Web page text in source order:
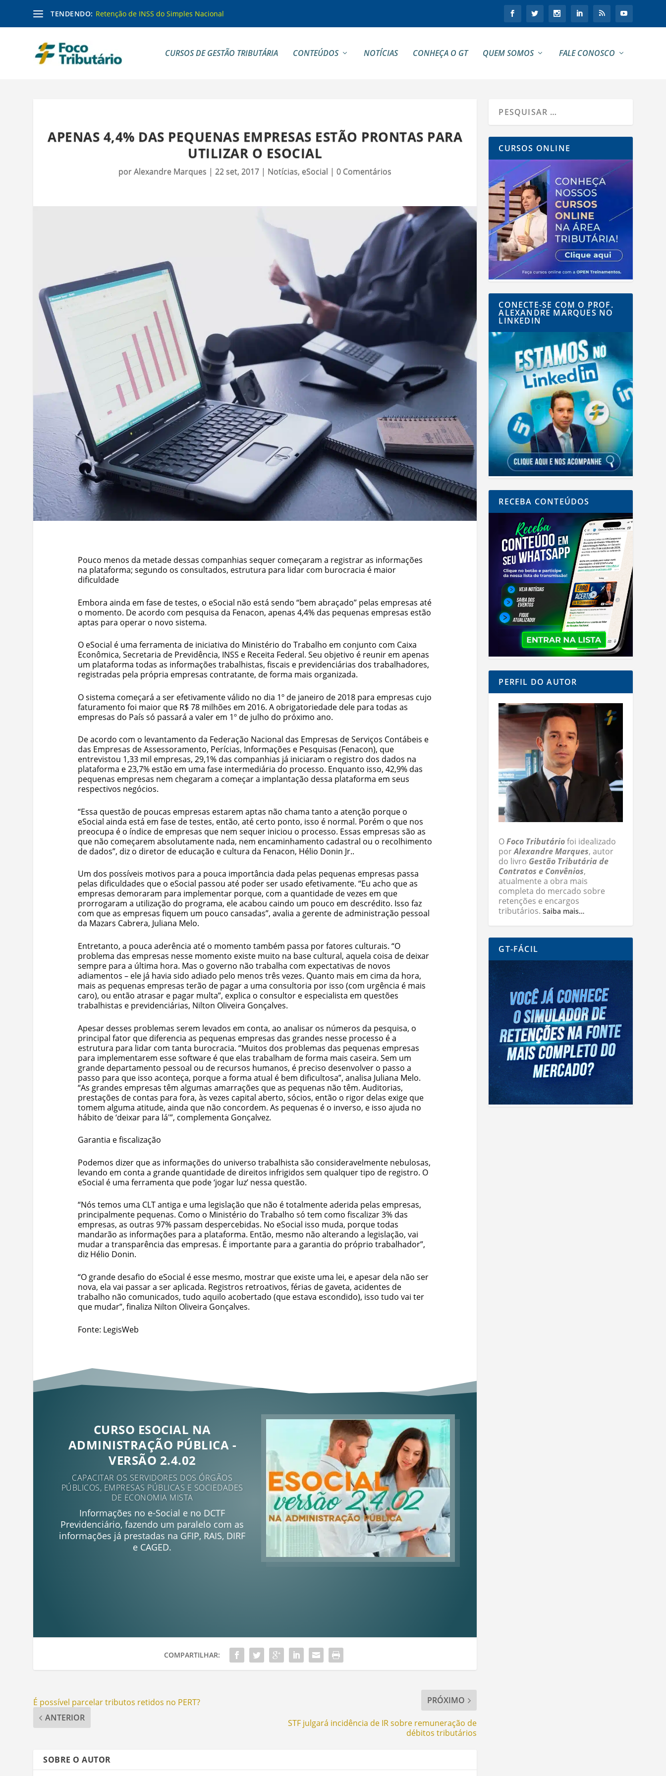
TENDENDO: Retenção de INSS do Simples Nacional
CURSOS DE GESTÃO TRIBUTÁRIA CONTEÚDOS NOTÍCIAS CONHEÇA O GT QUEM SOMOS FALE CONOSCO
APENAS 4,4% DAS PEQUENAS EMPRESAS ESTÃO PRONTAS PARA
UTILIZAR O ESOCIAL
porAlexandre Marques |22 set, 2017 | Notícias, eSocial |0 Comentários
Pouco menos da metade dessas companhias sequer começaram a registrar as informações
na plataforma; segundo os consultados, estrutura para lidar com burocracia é maior
dificuldade
Embora ainda em fase de testes, o eSocial não está sendo “bem abraçado” pelas empresas até
o momento. De acordo com pesquisa da Fenacon, apenas 4,4% das pequenas empresas estão
aptas para operar o novo sistema.
O eSocial é uma ferramenta de iniciativa do Ministério do Trabalho em conjunto com Caixa
Econômica, Secretaria de Previdência, INSS e Receita Federal. Seu objetivo é reunir em apenas
um plataforma todas as informações trabalhistas, fiscais e previdenciárias dos trabalhadores,
registradas pela própria empresas contratante, de forma mais organizada.
O sistema começará a ser efetivamente válido no dia 1º de janeiro de 2018 para empresas cujo
faturamento foi maior que R$ 78 milhões em 2016. A obrigatoriedade dele para todas as
empresas do País só passará a valer em 1º de julho do próximo ano.
De acordo com o levantamento da Federação Nacional das Empresas de Serviços Contábeis e
das Empresas de Assessoramento, Perícias, Informações e Pesquisas (Fenacon), que
entrevistou 1,33 mil empresas, 29,1% das companhias já iniciaram o registro dos dados na
plataforma e 23,7% estão em uma fase intermediária do processo. Enquanto isso, 42,9% das
pequenas empresas nem chegaram a começar a implantação dessa plataforma em seus
respectivos negócios.
“Essa questão de poucas empresas estarem aptas não chama tanto a atenção porque o
eSocial ainda está em fase de testes, então, até certo ponto, isso é normal. Porém o que nos
preocupa é o índice de empresas que nem sequer iniciou o processo. Essas empresas são as
que não começarem absolutamente nada, nem encaminhamento cadastral ou o recolhimento
de dados”, diz o diretor de educação e cultura da Fenacon, Hélio Donin Jr..
Um dos possíveis motivos para a pouca importância dada pelas pequenas empresas passa
pelas dificuldades que o eSocial passou até poder ser usado efetivamente. “Eu acho que as
empresas demoraram para implementar porque, com a quantidade de vezes em que
prorrogaram a utilização do programa, ele acabou caindo um pouco em descrédito. Isso faz
com que as empresas fiquem um pouco cansadas”, avalia a gerente de administração pessoal
da Mazars Cabrera, Juliana Melo.
Entretanto, a pouca aderência até o momento também passa por fatores culturais. “O
problema das empresas nesse momento existe muito na base cultural, aquela coisa de deixar
sempre para a última hora. Mas o governo não trabalha com expectativas de novos
adiamentos – ele já havia sido adiado pelo menos três vezes. Quanto mais em cima da hora,
mais as pequenas empresas terão de pagar a uma consultoria por isso (com urgência é mais
caro), ou então atrasar e pagar multa”, explica o consultor e especialista em questões
trabalhistas e previdenciárias, Nilton Oliveira Gonçalves.
Apesar desses problemas serem levados em conta, ao analisar os números da pesquisa, o
principal fator que diferencia as pequenas empresas das grandes nesse processo é a
estrutura para lidar com tanta burocracia. “Muitos dos problemas das pequenas empresas
para implementarem esse software é que elas trabalham de forma mais caseira. Sem um
grande departamento pessoal ou de recursos humanos, é preciso desenvolver o passo a
passo para que isso aconteça, porque a forma atual é bem dificultosa”, analisa Juliana Melo.
“As grandes empresas têm algumas amarrações que as pequenas não têm. Auditorias,
prestações de contas para fora, às vezes capital aberto, sócios, então o rigor delas exige que
tomem alguma atitude, ainda que não concordem. As pequenas é o inverso, e isso ajuda no
hábito de ‘deixar para lá'”, complementa Gonçalvez.
Garantia e fiscalização
Podemos dizer que as informações do universo trabalhista são consideravelmente nebulosas,
levando em conta a grande quantidade de direitos infrigidos sem qualquer tipo de registro. O
eSocial é uma ferramenta que pode ‘jogar luz’ nessa questão.
“Nós temos uma CLT antiga e uma legislação que não é totalmente aderida pelas empresas,
principalmente pequenas. Como o Ministério do Trabalho só tem como fiscalizar 3% das
empresas, as outras 97% passam despercebidas. No eSocial isso muda, porque todas
mandarão as informações para a plataforma. Então, mesmo não alterando a legislação, vai
mudar a transparência das empresas. É importante para a garantia do próprio trabalhador”,
diz Hélio Donin.
“O grande desafio do eSocial é esse mesmo, mostrar que existe uma lei, e apesar dela não ser
nova, ela vai passar a ser aplicada. Registros retroativos, férias de gaveta, acidentes de
trabalho não comunicados, tudo aquilo acobertado (que estava escondido), isso tudo vai ter
que mudar”, finaliza Nilton Oliveira Gonçalves.
Fonte: LegisWeb
CURSO ESOCIAL NA
ADMINISTRAÇÃO PÚBLICA -
VERSÃO 2.4.02
CAPACITAR OS SERVIDORES DOS ÓRGÃOS
PÚBLICOS, EMPRESAS PÚBLICAS E SOCIEDADES
DE ECONOMIA MISTA
Informações no e-Social e no DCTF
Previdenciário, fazendo um paralelo com as
informações já prestadas na GFIP, RAIS, DIRF
e CAGED.
COMPARTILHAR:
É possível parcelar tributos retidos no PERT?
ANTERIOR
PRÓXIMO
STF julgará incidência de IR sobre remuneração de
débitos tributários
SOBRE O AUTOR
CURSOS ONLINE
CONECTE-SE COM O PROF.
ALEXANDRE MARQUES NO
LINKEDIN
RECEBA CONTEÚDOS
PERFIL DO AUTOR
OFoco Tributáriofoi idealizado
porAlexandre Marques, autor
do livro Gestão Tributária de
Contratos e Convênios,
atualmente a obra mais
completa do mercado sobre
retenções e encargos
tributários.Saiba mais…
GT-FÁCIL